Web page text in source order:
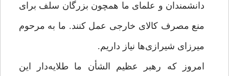
دانشمندان و علمای ما همچون بزرگان سلف برای
منع مصرف کالای خارجی عمل کنند. ما به مرحوم
میرزای شیرازی‌ها نیاز داریم.
امروز که رهبر عظیم الشأن ما طلایه‌دار این